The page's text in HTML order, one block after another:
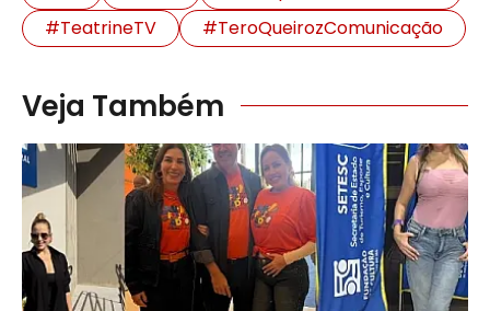
#TeatrineTV
#TeroQueirozComunicação
Veja Também